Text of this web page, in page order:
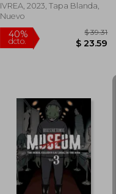
IVREA, 2023, Tapa Blanda,
Nuevo
40%
dcto.